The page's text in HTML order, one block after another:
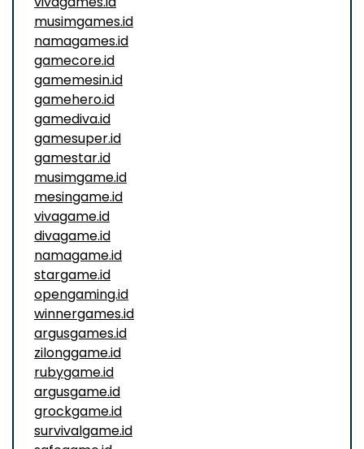
musimgames.id
namagames.id
gamecore.id
gamemesin.id
gamehero.id
gamediva.id
gamesuper.id
gamestar.id
musimgame.id
mesingame.id
vivagame.id
divagame.id
namagame.id
stargame.id
opengaming.id
winnergames.id
argusgames.id
zilonggame.id
rubygame.id
argusgame.id
grockgame.id
survivalgame.id